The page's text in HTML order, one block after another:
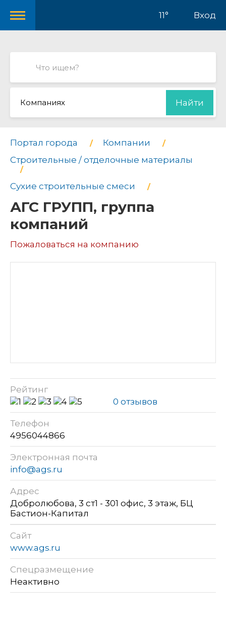
11° Вход
Компаниях Найти
Портал города
Компании
Строительные / отделочные материалы
Сухие строительные смеси
АГС ГРУПП, группа
компаний
Пожаловаться на компанию
Рейтинг
0 отзывов
Телефон
4956044866
Электронная почта
info@ags.ru
Адрес
Добролюбова, 3 ст1 - 301 офис, 3 этаж, БЦ
Бастион-Капитал
Сайт
www.ags.ru
Спецразмещение
Неактивно